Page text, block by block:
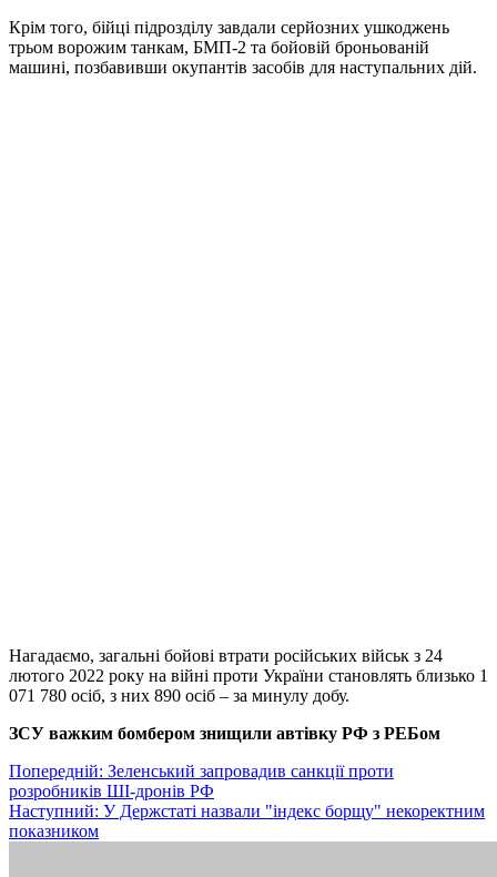
Крім того, бійці підрозділу завдали серйозних ушкоджень
трьом ворожим танкам, БМП-2 та бойовій броньованій
машині, позбавивши окупантів засобів для наступальних дій.
Нагадаємо, загальні бойові втрати російських військ з 24
лютого 2022 року на війні проти України становлять близько 1
071 780 осіб, з них 890 осіб – за минулу добу.
ЗСУ важким бомбером знищили автівку РФ з РЕБом
Навігація
записів
Попередній: Зеленський запровадив санкції проти
розробників ШІ-дронів РФ
Наступний: У Держстаті назвали "індекс борщу" некоректним
показником